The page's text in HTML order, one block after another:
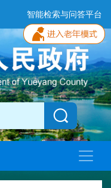
智能检索与问答平台